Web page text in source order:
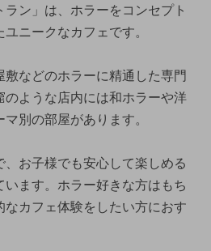
ラン」は、ホラーをコンセプト
ニークなカフェです。
などのホラーに精通した専門
のような店内には和ホラーや洋
別の部屋があります。
お子様でも安心して楽しめる
ます。ホラー好きな方はもち
なカフェ体験をしたい方におす